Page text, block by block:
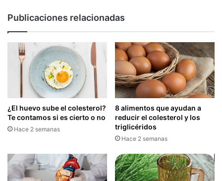
Publicaciones relacionadas
¿El huevo sube el colesterol?
Te contamos si es cierto o no
Hace 2 semanas
8 alimentos que ayudan a
reducir el colesterol y los
triglicéridos
Hace 2 semanas